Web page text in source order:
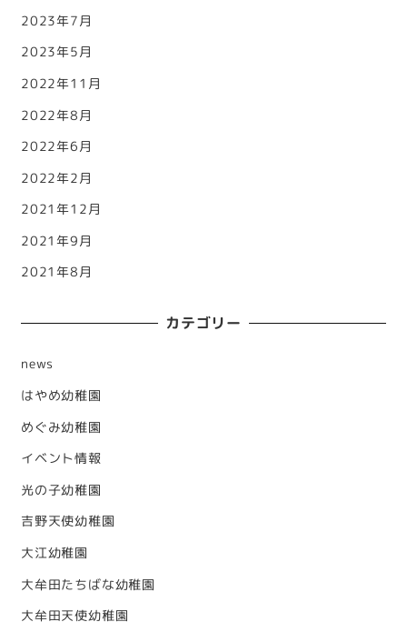
2023年7月
2023年5月
2022年11月
2022年8月
2022年6月
2022年2月
2021年12月
2021年9月
2021年8月
カテゴリー
news
はやめ幼稚園
めぐみ幼稚園
イベント情報
光の子幼稚園
吉野天使幼稚園
大江幼稚園
大牟田たちばな幼稚園
大牟田天使幼稚園